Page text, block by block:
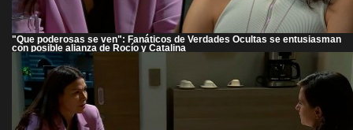
"Que poderosas se ven": Fanáticos de Verdades Ocultas se entusiasman
con posible alianza de Rocío y Catalina